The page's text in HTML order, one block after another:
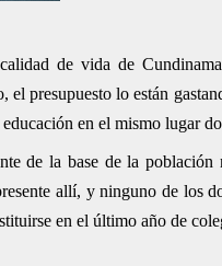
de vida de
presupuesto lo están
en el mismo lugar
de la base de la
allí, y ninguno de los
en el último año de